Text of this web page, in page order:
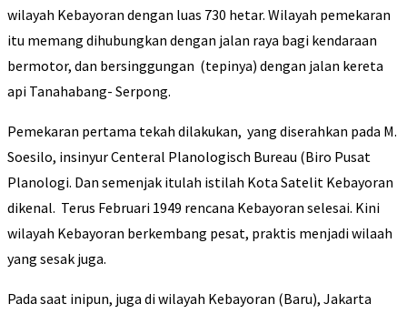
wilayah Kebayoran dengan luas 730 hetar. Wilayah pemekaran
itu memang dihubungkan dengan jalan raya bagi kendaraan
bermotor, dan bersinggungan (tepinya) dengan jalan kereta
api Tanahabang- Serpong.
Pemekaran pertama tekah dilakukan, yang diserahkan pada M.
Soesilo, insinyur Centeral Planologisch Bureau (Biro Pusat
Planologi. Dan semenjak itulah istilah Kota Satelit Kebayoran
dikenal. Terus Februari 1949 rencana Kebayoran selesai. Kini
wilayah Kebayoran berkembang pesat, praktis menjadi wilaah
yang sesak juga.
Pada saat inipun, juga di wilayah Kebayoran (Baru), Jakarta